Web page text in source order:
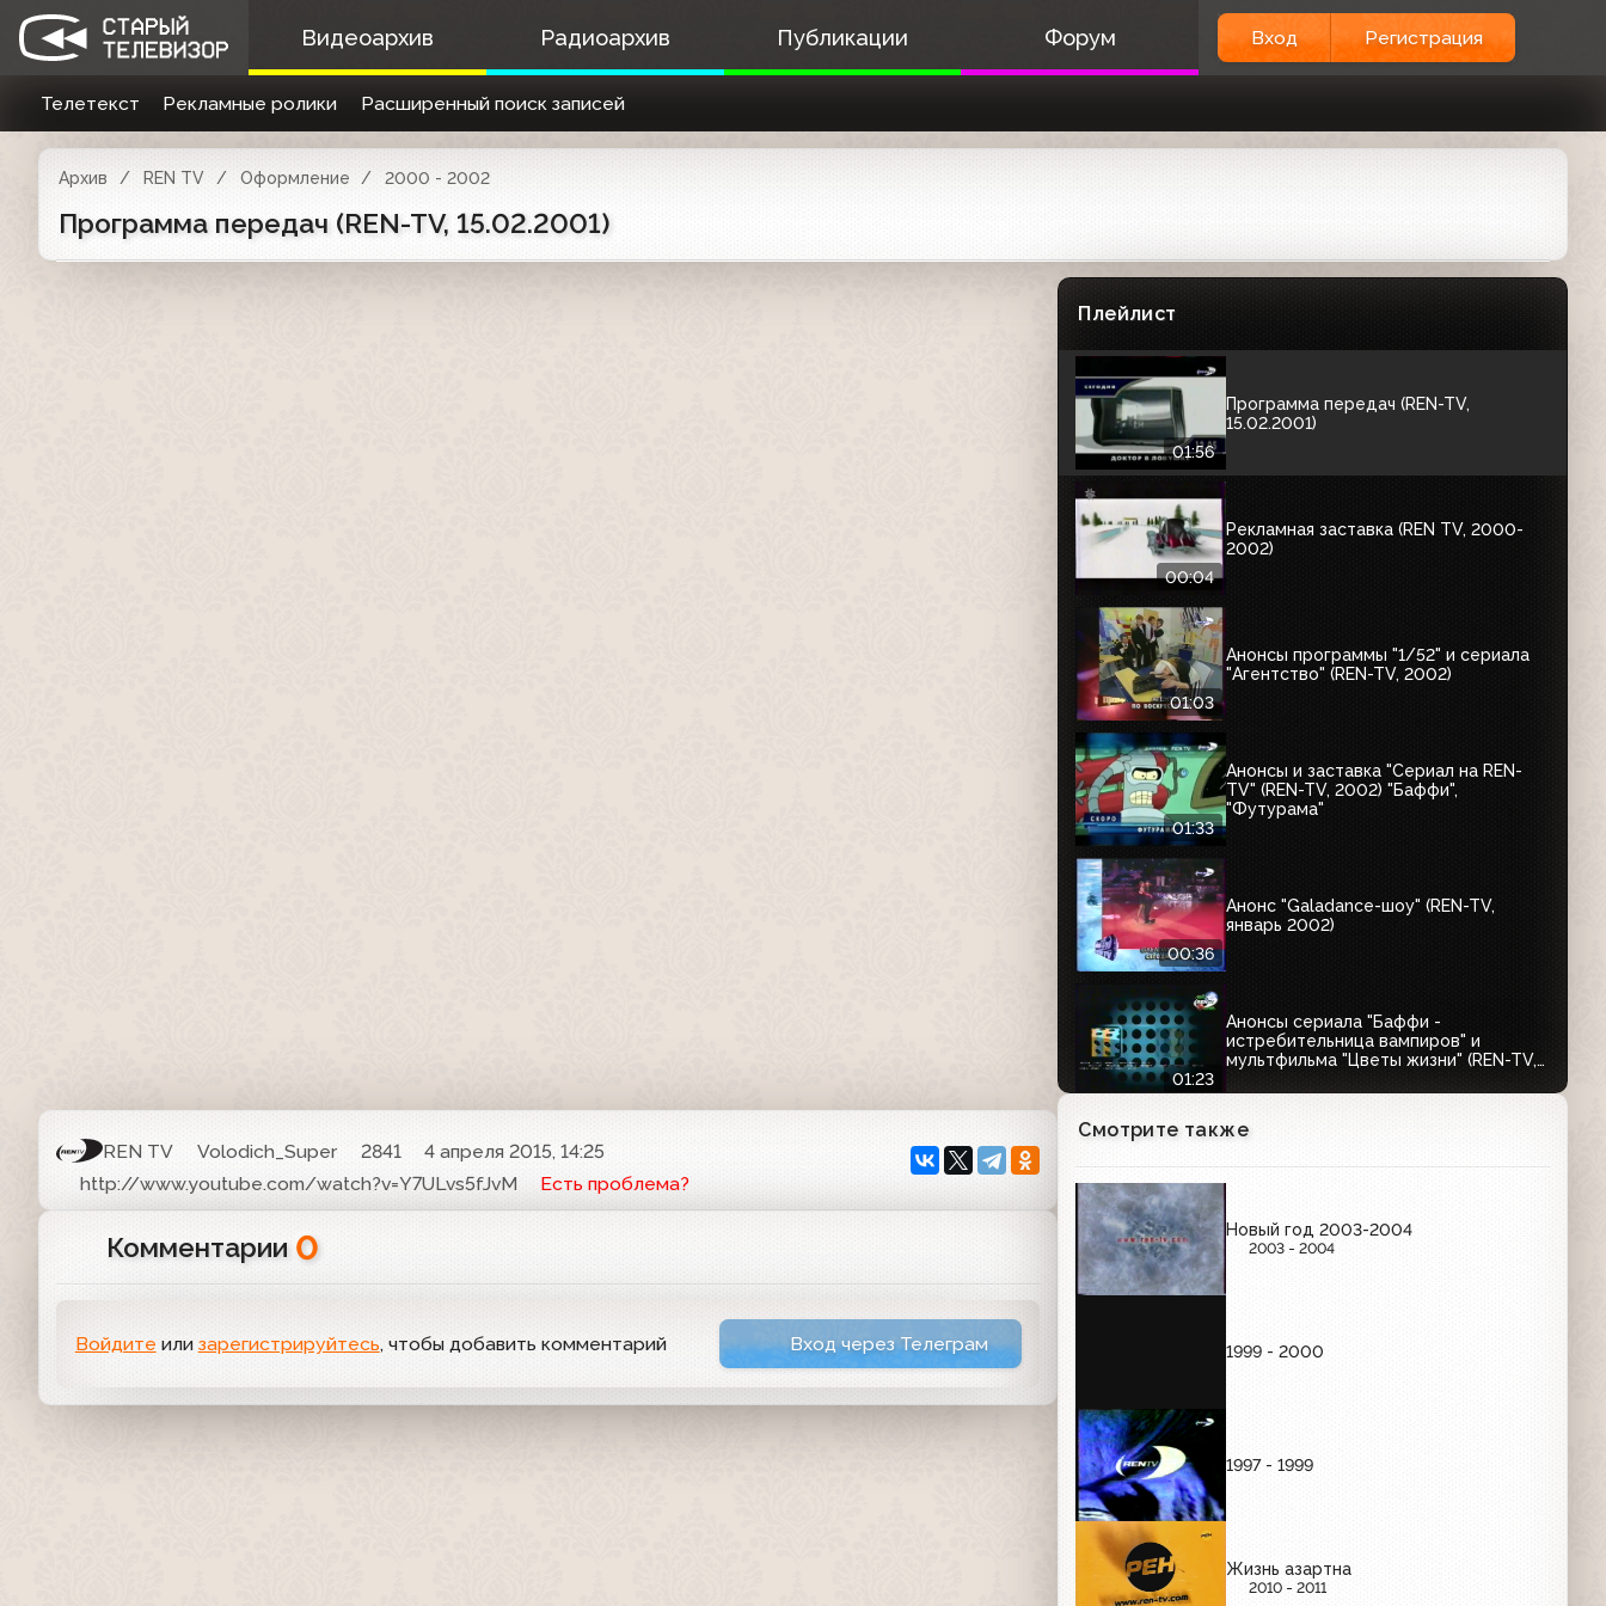
Видеоархив Радиоархив Публикации Форум Вход Регистрация
Телетекст Рекламные ролики Расширенный поиск записей
Архив REN TV Оформление 2000 - 2002
Программа передач (REN-TV, 15.02.2001)
REN TV Volodich_Super 2841
4 апреля 2015, 14:25
http://www.youtube.com/watch?v=Y7ULvs5fJvM
Есть проблема?
Комментарии 0
Войдите или зарегистрируйтесь, чтобы добавить комментарий Вход через Телеграм
Плейлист
00:10
Заставка "Смотрите на REN-TV" (REN-
TV, 2001-2002)
Анонс сериала "Секретные
00:44
Анонс сериала "Её звали Никита"
01:56
Программа передач (REN-TV,
15.02.2001)
00:04
Рекламная заставка (REN TV, 2000-
2002)
01:03
Анонсы программы "1/52" и сериала
"Агентство" (REN-TV, 2002)
01:33
Анонсы и заставка "Сериал на REN-
TV" (REN-TV, 2002) "Баффи",
"Футурама"
00:36
Анонс "Galadance-шоу" (REN-TV,
январь 2002)
01:23
Анонсы сериала "Баффи -
истребительница вампиров" и
мультфильма "Цветы жизни" (REN-TV,
02:53
погоды и заставка "Кино" (REN-TV,
00:37
00:45
Смотрите также
Новый год 2003-2004
2003 - 2004
1999 - 2000
1997 - 1999
Жизнь азартна
2010 - 2011